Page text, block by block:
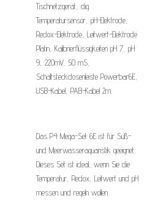
Tischnetzgerät, dig.
Temperatursensor, pH-Elektrode,
Redox-Elektrode, Leitwert-Elektrode
Platin, Kalibrierflüssigkeiten pH 7, pH
9, 220mV, 50 mS,
Schaltsteckdosenleiste Powerbar6E,
USB-Kabel, PAB-Kabel 2m.
Das P4 Mega-Set 6E ist für Süß-
und Meerwasseraquaristik geeignet.
Dieses Set ist ideal, wenn Sie die
Temperatur, Redox, Leitwert und pH
messen und regeln wollen.